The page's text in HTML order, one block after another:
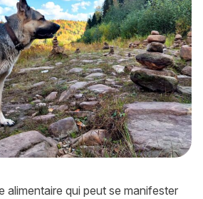
alimentaire qui peut se manifester